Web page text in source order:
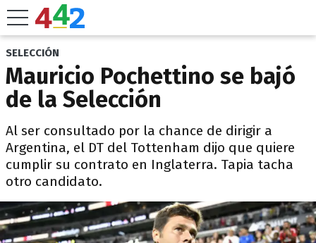
SELECCIÓN
Mauricio Pochettino se bajó
de la Selección
Al ser consultado por la chance de dirigir a
Argentina, el DT del Tottenham dijo que quiere
cumplir su contrato en Inglaterra. Tapia tacha
otro candidato.